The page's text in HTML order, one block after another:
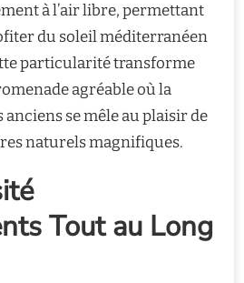
à l’air libre, permettant
du soleil méditerranéen
particularité transforme
agréable où la
anciens se mêle au plaisir de
naturels magnifiques.
Tout au Long